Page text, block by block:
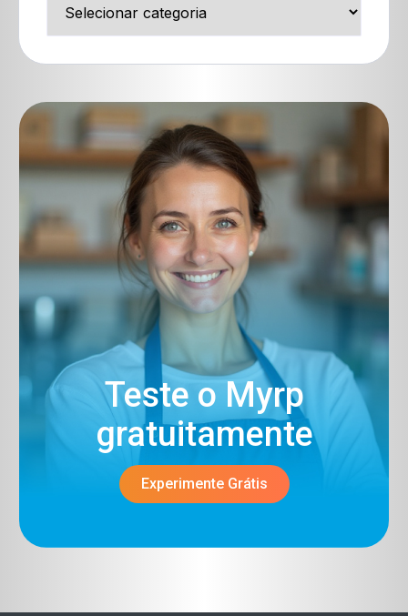
Teste o Myrp
gratuitamente​
Experimente Grátis